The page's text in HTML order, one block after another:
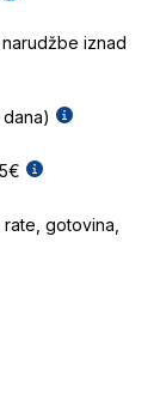
iznad
gotovina,